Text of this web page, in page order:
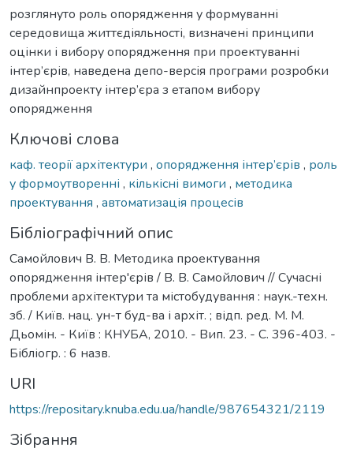
розглянуто роль опорядження у формуванні
середовища життєдіяльності, визначені принципи
оцінки і вибору опорядження при проектуванні
інтер’єрів, наведена депо-версія програми розробки
дизайнпроекту інтер’єра з етапом вибору
опорядження
Ключові слова
каф. теорії архітектури , опорядження інтер’єрів , роль
у формоутворенні , кількісні вимоги , методика
проектування , автоматизація процесів
Бібліографічний опис
Самойлович В. В. Методика проектування
опорядження інтер'єрів / В. В. Самойлович // Сучасні
проблеми архітектури та містобудування : наук.-техн.
зб. / Київ. нац. ун-т буд-ва і архіт. ; відп. ред. М. М.
Дьомін. - Київ : КНУБА, 2010. - Вип. 23. - С. 396-403. -
Бібліогр. : 6 назв.
URI
https://repositary.knuba.edu.ua/handle/987654321/2119
Зібрання